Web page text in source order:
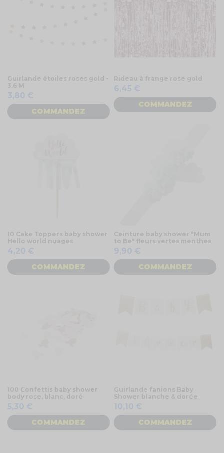
Guirlande étoiles roses gold -
3.6 M
3,80 €
COMMANDEZ
Rideau à frange rose gold
6,45 €
COMMANDEZ
10 Cake Toppers baby shower
Hello world nuages
4,20 €
COMMANDEZ
Ceinture baby shower "Mum
to Be" fleurs vertes menthes
9,90 €
COMMANDEZ
100 Confettis baby shower
body rose, blanc, doré
5,30 €
COMMANDEZ
Guirlande fanions Baby
Shower blanche & dorée
10,10 €
COMMANDEZ